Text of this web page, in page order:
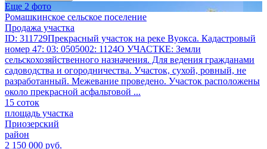
Еще 2 фото
Ромашкинское сельское поселение
Продажа участка
ID: 311729Прекрасный участок на реке Вуокса. Кадастровый
номер 47: 03: 0505002: 1124О УЧАСТКЕ: Земли
сельскохозяйственного назначения. Для ведения гражданами
садоводства и огородничества. Участок, сухой, ровный, не
разработанный. Межевание проведено. Участок расположены
около прекрасной асфальтовой ...
15 соток
площадь участка
Приозерский
район
2 150 000 руб.